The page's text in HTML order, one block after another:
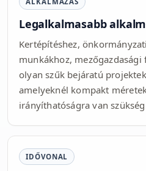
Legalkalmasabb
Kertépítéshez,
munkákhoz,
olyan szűk bejáratú
amelyeknél kompakt
irányíthatóságra van
IDŐVONAL